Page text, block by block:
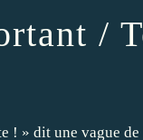
/
! » dit une vague